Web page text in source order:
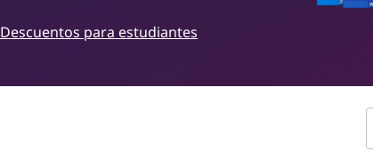
Descuentos para estudiantes